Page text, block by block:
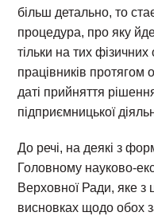
більш детально, то
процедура, про яку
тільки на тих
працівників протягом
даті прийняття
підприємницької
До речі, на деякі з
Головному науково-
Верховної Ради, яке з
висновках щодо обох